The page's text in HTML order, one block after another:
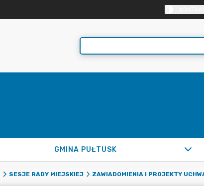
GMINA PUŁTUSK
SESJE RADY MIEJSKIEJ ZAWIADOMIENIA I PROJEKTY